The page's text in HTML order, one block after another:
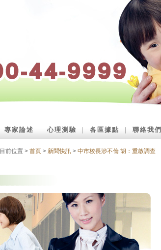
專家論述 ｜心理測驗 各區據點 聯絡我們
目前位置 > 首頁 > 新聞快訊 > 中市校長涉不倫 胡：重啟調查